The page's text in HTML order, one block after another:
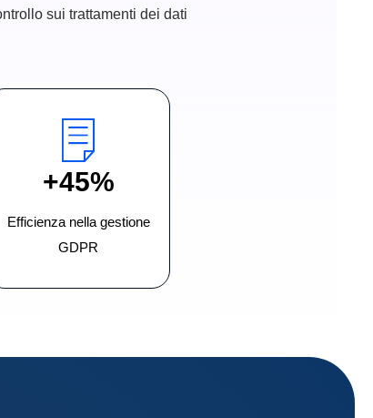
sui trattamenti dei dati
+45%
Efficienza nella gestione
GDPR